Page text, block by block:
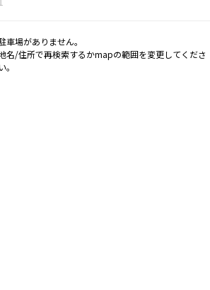
車場がありません。
名/住所で再検索するかmapの範囲を変更してくださ
い。